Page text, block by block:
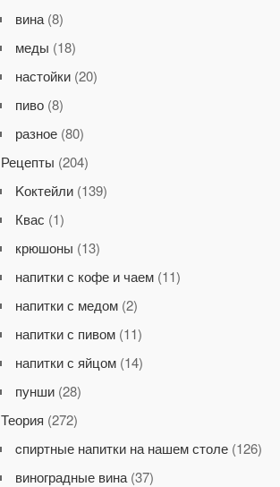
вина(8)
меды (18)
настойки(20)
пиво(8)
разное(80)
Рецепты (204)
Kоктейли(139)
Квас (1)
крюшоны (13)
напитки с кофе и чаем(11)
напитки с медом(2)
напитки с пивом(11)
напитки с яйцом(14)
пунши(28)
Теория (272)
cпиртные напитки на нашем столе(126)
виноградные вина(37)